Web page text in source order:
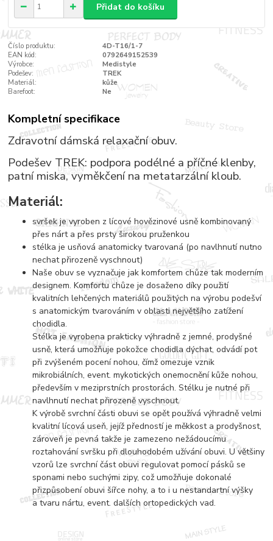
Přidat do košíku
Číslo produktu:
4D-T16/1-7
EAN kód:
0792649152539
Výrobce:
Medistyle
Podešev:
TREK
Materiál:
kůže
Barefoot:
Ne
Kompletní specifikace
Zdravotní dámská relaxační obuv.
Podešev TREK: podpora podélné a příčné klenby,
patní miska, vyměkčení na metatarzální kloub.
Materiál:
svršek je vyroben z lícové hovězinové usně kombinovaný
přes nárt a přes prsty širokou pruženkou
stélka je usňová anatomicky tvarovaná (po navlhnutí nutno
nechat přirozeně vyschnout)
Naše obuv se vyznačuje jak komfortem chůze tak moderním
designem. Komfortu chůze je dosaženo díky použití
kvalitních lehčených materiálů použitých na výrobu podešví
s anatomickým tvarováním v oblasti největšího zatížení
chodidla.
Stélka je vyrobena prakticky výhradně z jemné, prodyšné
usně, která umožňuje pokožce chodidla dýchat, odvádí pot
při zvýšeném pocení nohou, čímž omezuje vznik
mikrobiálních, event. mykotických onemocnění kůže nohou,
především v meziprstních prostorách. Stélku je nutné při
navlhnutí nechat přirozeně vyschnout.
K výrobě svrchní části obuvi se opět používá výhradně velmi
kvalitní lícová useň, jejíž předností je měkkost a prodyšnost,
zároveň je pevná takže je zamezeno nežádoucímu
roztahování svršku při dlouhodobém užívání obuvi. U většiny
vzorů lze svrchní část obuvi regulovat pomocí pásků se
sponami nebo suchými zipy, což umožňuje dokonalé
přizpůsobení obuvi šířce nohy, a to i u nestandartní výšky
a tvaru nártu, event. dalších ortopedických vad.